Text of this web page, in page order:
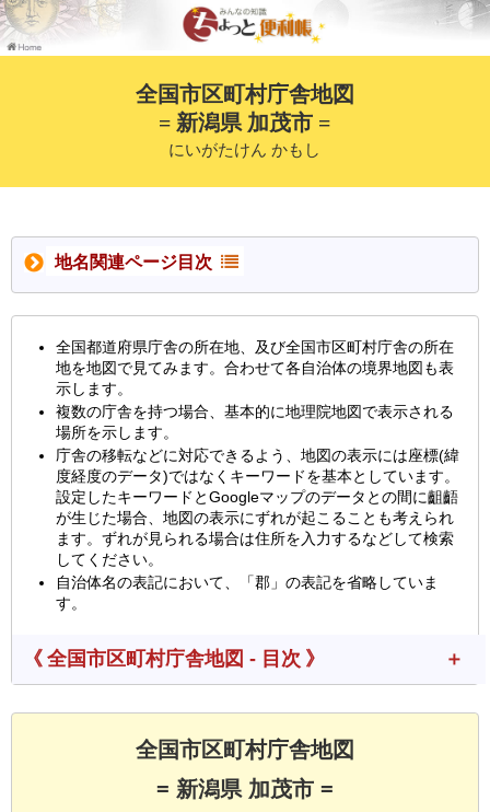
全国市区町村庁舎地図
= 新潟県 加茂市 =
にいがたけん かもし
地名関連ページ目次
全国都道府県庁舎の所在地、及び全国市区町村庁舎の所在
地を地図で見てみます。合わせて各自治体の境界地図も表
示します。
複数の庁舎を持つ場合、基本的に地理院地図で表示される
場所を示します。
庁舎の移転などに対応できるよう、地図の表示には座標(緯
度経度のデータ)ではなくキーワードを基本としています。
設定したキーワードとGoogleマップのデータとの間に齟齬
が生じた場合、地図の表示にずれが起こることも考えられ
ます。ずれが見られる場合は住所を入力するなどして検索
してください。
自治体名の表記において、「郡」の表記を省略していま
す。
《 全国市区町村庁舎地図 - 目次 》
全国市区町村庁舎地図
= 新潟県 加茂市 =